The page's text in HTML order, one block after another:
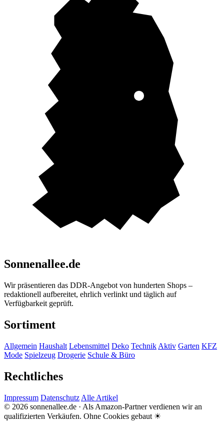
Sonnenallee.de
Wir präsentieren das DDR-Angebot von hunderten Shops –
redaktionell aufbereitet, ehrlich verlinkt und täglich auf
Verfügbarkeit geprüft.
Sortiment
Allgemein Haushalt Lebensmittel Deko Technik Aktiv Garten KFZ
Mode Spielzeug Drogerie Schule & Büro
Rechtliches
Impressum Datenschutz Alle Artikel
© 2026 sonnenallee.de · Als Amazon-Partner verdienen wir an
qualifizierten Verkäufen. Ohne Cookies gebaut ☀